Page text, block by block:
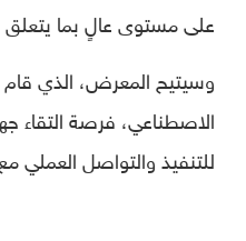
على مستوى عالٍ بما يتعلق
وسيتيح المعرض، الذي
الاصطناعي، فرصة التقاء
للتنفيذ والتواصل العملي